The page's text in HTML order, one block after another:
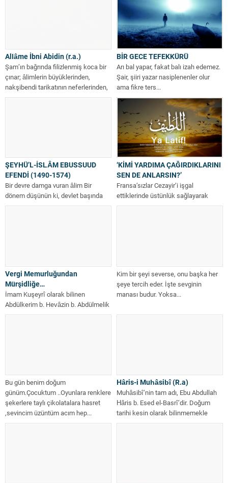
Allâme İbni Abidin (r.a.)
Şam’ın bağrında filizlenmiş koca bir
çınar; âlimlerin büyüklerinden,
nakşibendi tarikatının neferlerinden,
Allah dostu, veli zat…...
BİR GECE TEFEKKÜRÜ
Arı bal yapar, fakat balı izah edemez.
Şair, şiiri yazar nasiplenenler olur
ama fikre ters...
ŞEYHÜ’L-İSLÂM EBUSSUUD
EFENDİ (1490-1574)
Bir devre damga vuran âlim Bir
dönem düşünün ki, devlet başında
düşmanları tarafından bile
‘KİMİ YARDIMA ÇAĞIRDIKLARINI
SEN DE ANLARSIN?’
Fransa’sızlar Cezayir’i işgal
ettiklerinde üstünlük sağlayarak
mücahidlerden bir gurubu esir alırlar.
Vergi Memurluğundan
Mürşidliğe…
İmam Kuşeyrî olarak bilinen
Abdülkerim b. Hevâzin b. Abdülmelik
en-Nişâbûrî el-Kuşeyrî kuddise
Kim bir şeyi severse, onu başka her
şeye tercih eder. İşte sevginin
manası budur. Yoksa...
Bu gün benim doğum
günüm.Çocuktum ..Oyunlara renklere
şekerlere taylı çikolatalara hasret
,sevincim üzüntüm acım hep...
Hâris-i Muhâsibî (R.a)
Muhâsibî’nin tam adı, Ebu Abdullah
Hâris b. Esed el-Basrî’dir. Doğum
tarihi kesin olarak bilinmemekle
birlikte,...